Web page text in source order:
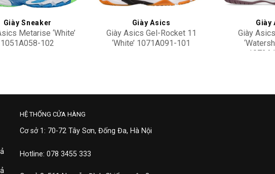
Giày Sneaker
Metarise ‘White’
1051A058-102
Giày Asics
Giày Asics Gel-Rocket 11
‘White’ 1071A091-101
Giày
Giày
HỆ THỐNG CỬA HÀNG
Cơ sở 1: 70-72 Tây Sơn, Đống Đa, Hà Nội
Hotline: 078 3455 333